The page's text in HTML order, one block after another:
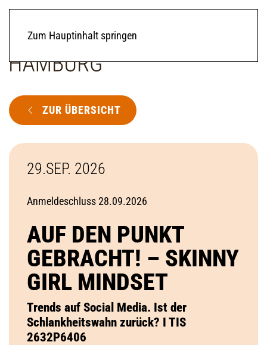
Zum Hauptinhalt springen
ZUR ÜBERSICHT
29.SEP. 2026
Anmeldeschluss 28.09.2026
AUF DEN PUNKT
GEBRACHT! – SKINNY
GIRL MINDSET
Trends auf Social Media. Ist der
Schlankheitswahn zurück? I TIS
2632P6406